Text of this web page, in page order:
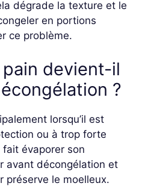
dégrade la texture et le
en portions
ce problème.
devient-il
?
lorsqu’il est
ou à trop forte
évaporer son
avant décongélation et
préserve le moelleux.